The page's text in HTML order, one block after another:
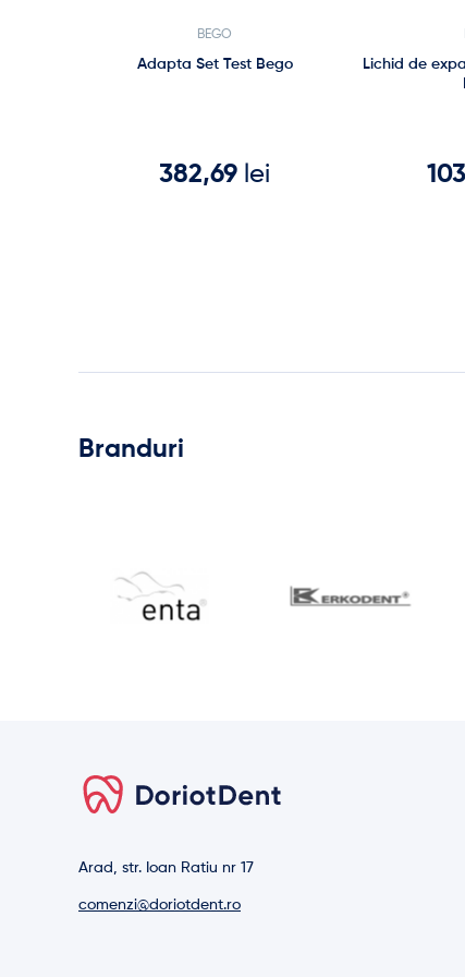
BEGO
Adapta Set Test Bego
382,69 lei
Lichid de
Branduri
Arad, str. Ioan Ratiu nr 17
comenzi@doriotdent.ro